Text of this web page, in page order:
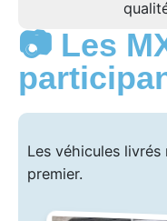
📷 Les
Les véhicules
premier.